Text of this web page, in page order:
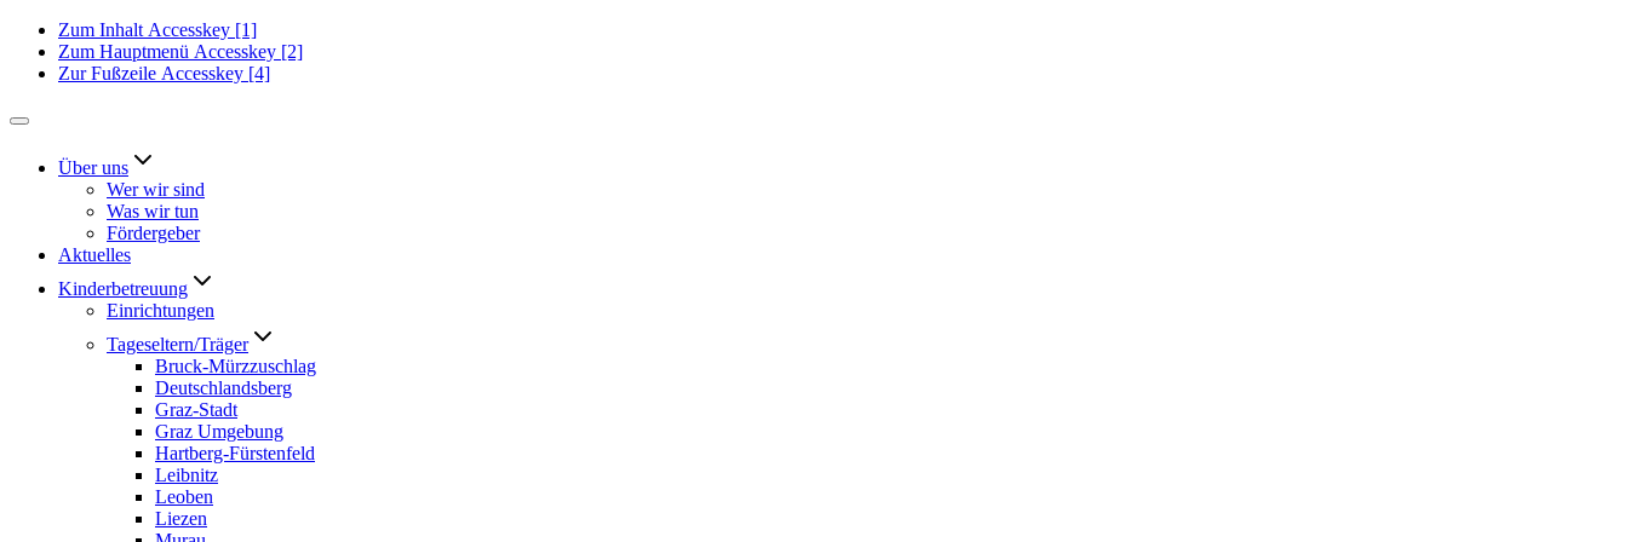
Zum Inhalt Accesskey [1]
Zum Hauptmenü Accesskey [2]
Zur Fußzeile Accesskey [4]
Über uns
Wer wir sind
Was wir tun
Fördergeber
Aktuelles
Kinderbetreuung
Einrichtungen
Tageseltern/Träger
Bruck-Mürzzuschlag
Deutschlandsberg
Graz-Stadt
Graz Umgebung
Hartberg-Fürstenfeld
Leibnitz
Leoben
Liezen